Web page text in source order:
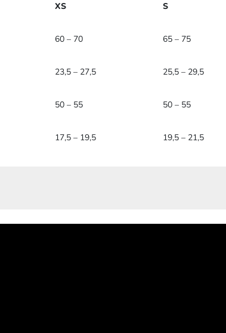
XS S
60 – 70 65 – 75
23,5 – 27,5 25,5 – 29,5
50 – 55 50 – 55
17,5 – 19,5 19,5 – 21,5